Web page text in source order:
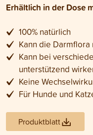
Erhältlich in der Dose
100% natürlich
Kann die
Kann bei
unterstützend
Keine
Für Hunde und
Produktblatt